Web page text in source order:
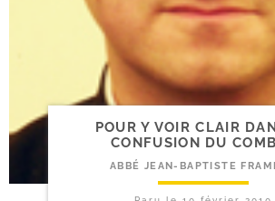
POUR Y VOIR CLAIR
CONFUSION DU
ABBÉ JEAN-BAPTISTE